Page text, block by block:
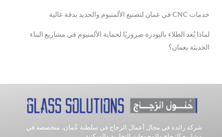
خدمات CNC في عمان لتصنيع الألمنيوم والحديد بدقة عالية
لماذا يُعد الطلاء بالبودرة ضروريًا لحماية الألمنيوم في مشاريع البناء
الحديثة بعمان؟
شركة رائدة في مجال أعمال الزجاج في سلطنة عُمان، متخصصة في